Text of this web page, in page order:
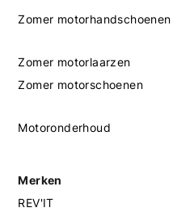
Zomer motorhandschoenen
Zomer motorlaarzen
Zomer motorschoenen
Motoronderhoud
Merken
REV'IT